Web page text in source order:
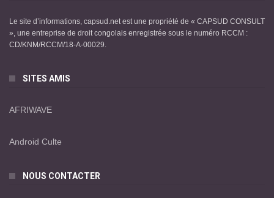
Le site d’informations, capsud.net est une propriété de « CAPSUD CONSULT
», une entreprise de droit congolais enregistrée sous le numéro RCCM :
CD/KNM/RCCM/18-A-00029.
SITES AMIS
AFRIWAVE
Android Culte
NOUS CONTACTER